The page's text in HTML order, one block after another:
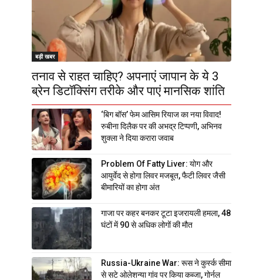
बड़ी खबर
तनाव से राहत चाहिए? अपनाएं जापान के ये 3
ब्रेन डिटॉक्सिंग तरीके और पाएं मानसिक शांति
‘बिग बॉस’ फेम आसिम रियाज का नया विवाद!
रुबीना दिलैक पर की अभद्र टिप्पणी, अभिनव
शुक्ला ने दिया करारा जवाब
Problem Of Fatty Liver: योग और
आयुर्वेद से होगा लिवर मजबूत, फैटी लिवर जैसी
बीमारियों का होगा अंत
गाजा पर कहर बनकर टूटा इजरायली हमला, 48
घंटों में 90 से अधिक लोगों की मौत
Russia-Ukraine War: रूस ने कुर्स्क सीमा
से सटे ओलेशन्या गांव पर किया कब्जा, गोर्नल